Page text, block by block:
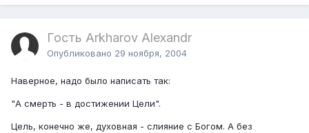
Гость Arkharov Alexandr
Опубликовано 29 ноября, 2004
Наверное, надо было написать так:
"А смерть - в достижении Цели".
Цель, конечно же, духовная - слияние с Богом. А без